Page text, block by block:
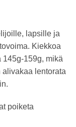
lapsille ja
Kiekkoa
159g, mikä
lentorata
poiketa